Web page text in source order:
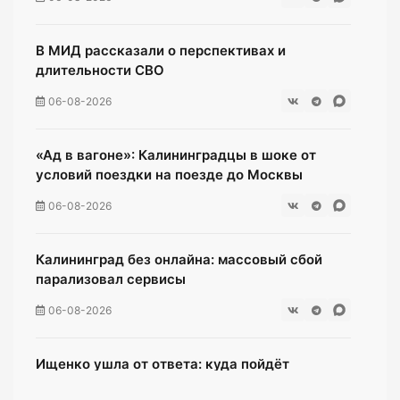
В МИД рассказали о перспективах и
длительности СВО
06-08-2026
«Ад в вагоне»: Калининградцы в шоке от
условий поездки на поезде до Москвы
06-08-2026
Калининград без онлайна: массовый сбой
парализовал сервисы
06-08-2026
Ищенко ушла от ответа: куда пойдёт